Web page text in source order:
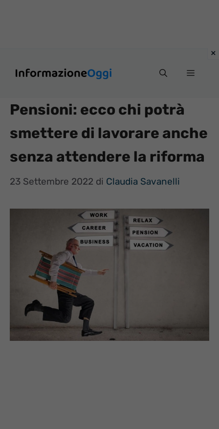
Menu
Pensioni: ecco chi potrà
smettere di lavorare anche
senza attendere la riforma
23 Settembre 2022 di Claudia Savanelli